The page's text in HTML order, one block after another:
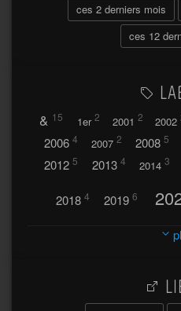
ces 2 derniers mois
ces 12
& 15 1er 2 2001 2 2002
2006 4 2007 2 2008 5
2012 5 2013 4 2014 3
2018 4 2019 6